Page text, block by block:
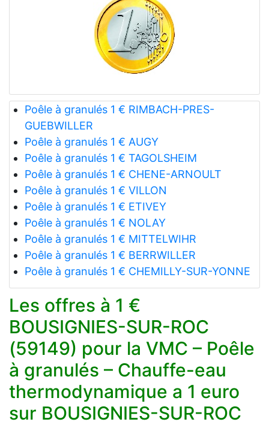
Poêle à granulés 1 € RIMBACH-PRES-
GUEBWILLER
Poêle à granulés 1 € AUGY
Poêle à granulés 1 € TAGOLSHEIM
Poêle à granulés 1 € CHENE-ARNOULT
Poêle à granulés 1 € VILLON
Poêle à granulés 1 € ETIVEY
Poêle à granulés 1 € NOLAY
Poêle à granulés 1 € MITTELWIHR
Poêle à granulés 1 € BERRWILLER
Poêle à granulés 1 € CHEMILLY-SUR-YONNE
Les offres à 1 €
BOUSIGNIES-SUR-ROC
(59149) pour la VMC – Poêle
à granulés – Chauffe-eau
thermodynamique a 1 euro
sur BOUSIGNIES-SUR-ROC